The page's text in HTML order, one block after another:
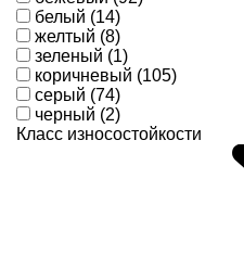
белый (14)
желтый (8)
зеленый (1)
коричневый (105)
серый (74)
черный (2)
Класс износостойкости